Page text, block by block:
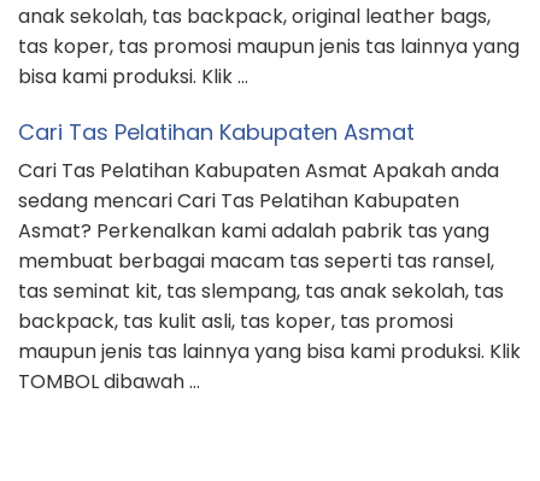
anak sekolah, tas backpack, original leather bags,
tas koper, tas promosi maupun jenis tas lainnya yang
bisa kami produksi. Klik …
Cari Tas Pelatihan Kabupaten Asmat
Cari Tas Pelatihan Kabupaten Asmat Apakah anda
sedang mencari Cari Tas Pelatihan Kabupaten
Asmat? Perkenalkan kami adalah pabrik tas yang
membuat berbagai macam tas seperti tas ransel,
tas seminat kit, tas slempang, tas anak sekolah, tas
backpack, tas kulit asli, tas koper, tas promosi
maupun jenis tas lainnya yang bisa kami produksi. Klik
TOMBOL dibawah …